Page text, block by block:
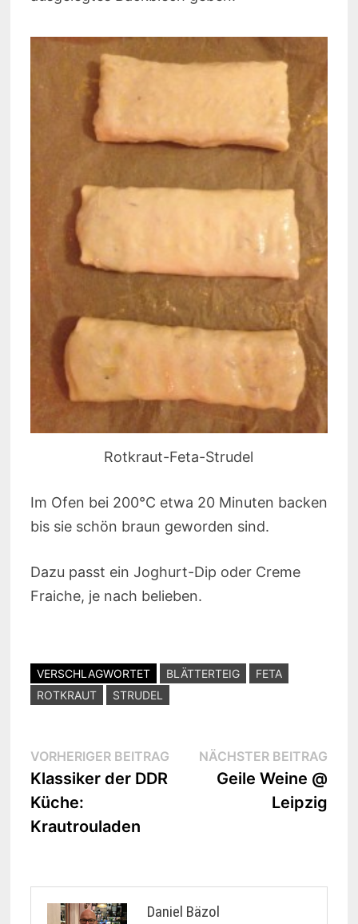
Rotkraut-Feta-Strudel
Im Ofen bei 200°C etwa 20 Minuten backen
bis sie schön braun geworden sind.
Dazu passt ein Joghurt-Dip oder Creme
Fraiche, je nach belieben.
VERSCHLAGWORTET BLÄTTERTEIG
FETA
ROTKRAUT
STRUDEL
Beitragsnavigation
VORHERIGER BEITRAGVorheriger
Beitrag:
Klassiker der DDR
Küche:
Krautrouladen
NÄCHSTER BEITRAG
Geile Weine @
Leipzig
Daniel Bäzol